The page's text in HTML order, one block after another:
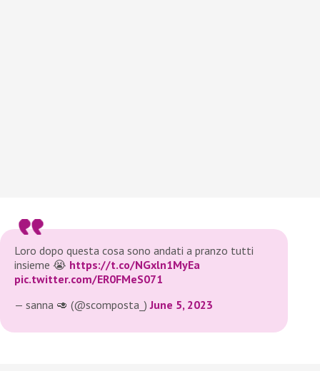
Loro dopo questa cosa sono andati a pranzo tutti
insieme 😭 https://t.co/NGxln1MyEa
pic.twitter.com/ER0FMeS071
— sanna 🥑 (@scomposta_)June 5, 2023